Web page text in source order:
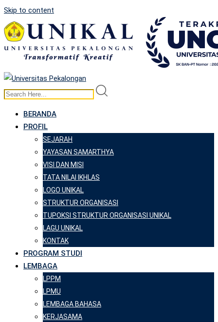
Skip to content
BERANDA
PROFIL
SEJARAH
YAYASAN SAMARTHYA
VISI DAN MISI
TATA NILAI IKHLAS
LOGO UNIKAL
STRUKTUR ORGANISASI
TUPOKSI STRUKTUR ORGANISASI UNIKAL
LAGU UNIKAL
KONTAK
PROGRAM STUDI
LEMBAGA
LPPM
LPMU
LEMBAGA BAHASA
KERJASAMA